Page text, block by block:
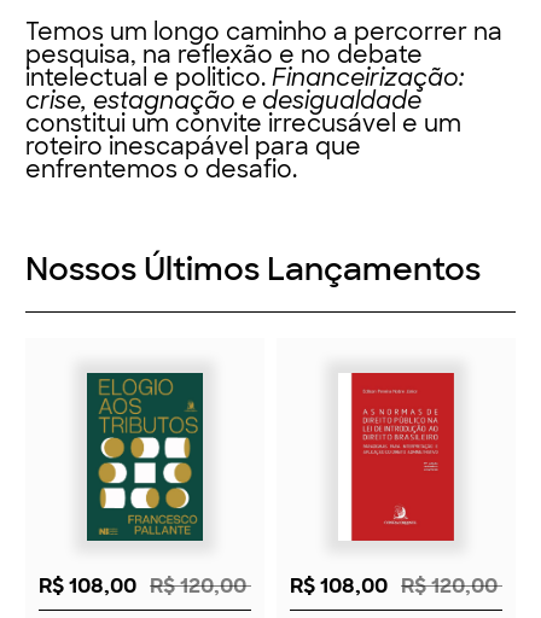
Temos um longo caminho a percorrer na
pesquisa, na reflexão e no debate
intelectual e politico.Financeirização:
crise, estagnação e desigualdade
constitui um convite irrecusável e um
roteiro inescapável para que
enfrentemos o desafio.
Nossos Últimos Lançamentos
R$ 108,00 R$ 120,00
R$ 108,00 R$ 120,00